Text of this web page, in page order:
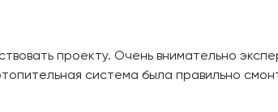
проекту. Очень внимательно
система была правильно